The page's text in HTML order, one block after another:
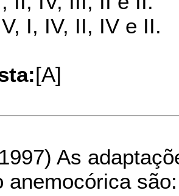
I, IV, II, IV e II.
[A]
As
anemocórica são: